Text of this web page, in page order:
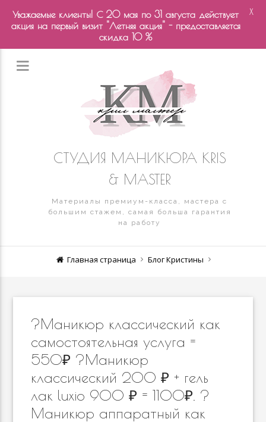
СТУДИЯ МАНИКЮРА KRIS
& MASTER
Материалы премиум-класса, мастера с
большим стажем, самая больша гарантия
на работу
Главная страница Блог Кристины
?Маникюр классический как
самостоятельная услуга =
550₽ ?Маникюр
классический 200 ₽ + гель
лак luxio 900 ₽ = 1100₽. ?
Маникюр аппаратный как
Уважаемые клиенты! С 20 мая по 31 августа действует
акция на первый визит "Летняя акция" - предоставляется
скидка 10 %
X